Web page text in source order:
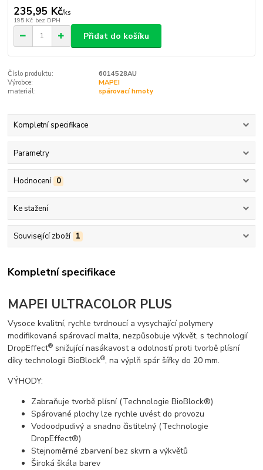
235,95 Kč/ks
195 Kč bez DPH
Přidat do košíku
Číslo produktu:
6014528AU
Výrobce:
MAPEI
materiál:
spárovací hmoty
Kompletní specifikace
Parametry
Hodnocení 0
Ke stažení
Související zboží 1
Kompletní specifikace
MAPEI ULTRACOLOR PLUS
Vysoce kvalitní, rychle tvrdnoucí a vysychající polymery
modifikovaná spárovací malta, nezpůsobuje výkvět, s technologií
DropEffect® snižující nasákavost a odolností proti tvorbě plísní
díky technologii BioBlock®, na výplň spár šířky do 20 mm.
VÝHODY:
Zabraňuje tvorbě plísní (Technologie BioBlock®)
Spárované plochy lze rychle uvést do provozu
Vodoodpudivý a snadno čistitelný (Technologie
DropEffect®)
Stejnoměrné zbarvení bez skvrn a výkvětů
Široká škála barev